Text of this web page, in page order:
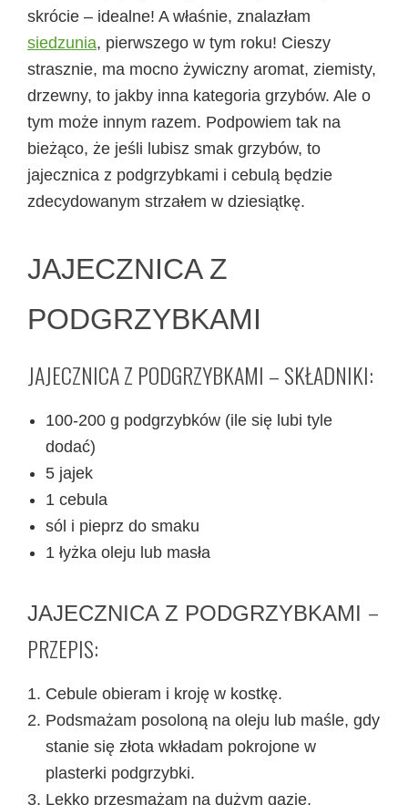
skrócie – idealne! A właśnie, znalazłam
siedzunia, pierwszego w tym roku! Cieszy
strasznie, ma mocno żywiczny aromat, ziemisty,
drzewny, to jakby inna kategoria grzybów. Ale o
tym może innym razem. Podpowiem tak na
bieżąco, że jeśli lubisz smak grzybów, to
jajecznica z podgrzybkami i cebulą będzie
zdecydowanym strzałem w dziesiątkę.
JAJECZNICA Z
PODGRZYBKAMI
JAJECZNICA Z PODGRZYBKAMI – SKŁADNIKI:
100-200 g podgrzybków (ile się lubi tyle
dodać)
5 jajek
1 cebula
sól i pieprz do smaku
1 łyżka oleju lub masła
JAJECZNICA Z PODGRZYBKAMI –
PRZEPIS:
Cebule obieram i kroję w kostkę.
Podsmażam posoloną na oleju lub maśle, gdy
stanie się złota wkładam pokrojone w
plasterki podgrzybki.
Lekko przesmażam na dużym gazie.